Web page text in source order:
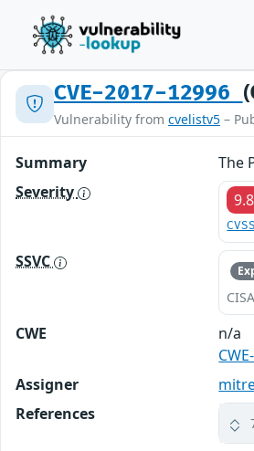
CVE-2017-12996
Vulnerability from cvelistv5 –
Summary
The
Severity
SSVC
CWE
n/a
Assigner
References